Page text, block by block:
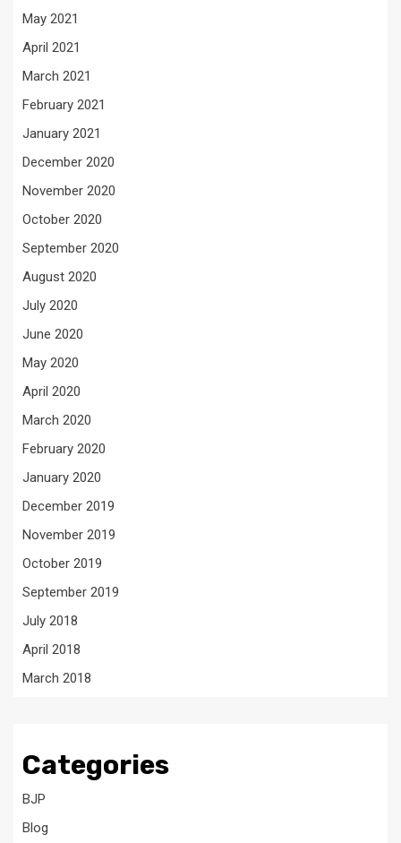
May 2021
April 2021
March 2021
February 2021
January 2021
December 2020
November 2020
October 2020
September 2020
August 2020
July 2020
June 2020
May 2020
April 2020
March 2020
February 2020
January 2020
December 2019
November 2019
October 2019
September 2019
July 2018
April 2018
March 2018
Categories
BJP
Blog